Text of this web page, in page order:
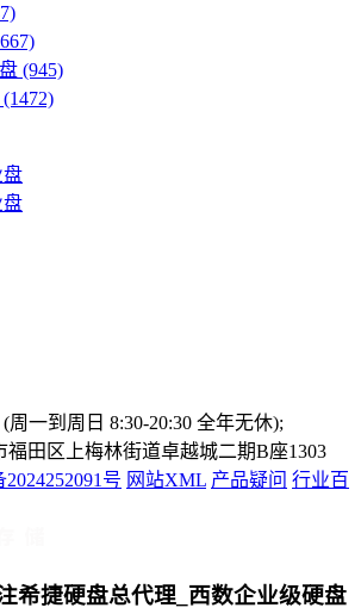
(945)
(1472)
盘
盘
(周一到周日 8:30-20:30 全年无休);
田区上梅林街道卓越城二期B座1303
2024252091号 网站XML 产品疑问 行业百
希捷硬盘总代理_西数企业级硬盘